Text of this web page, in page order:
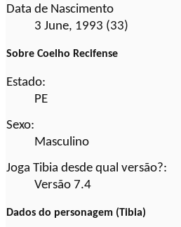
Data de Nascimento
3 June, 1993 (33)
Sobre Coelho Recifense
Estado:
PE
Sexo:
Masculino
Joga Tibia desde qual versão?:
Versão 7.4
Dados do personagem (Tibia)